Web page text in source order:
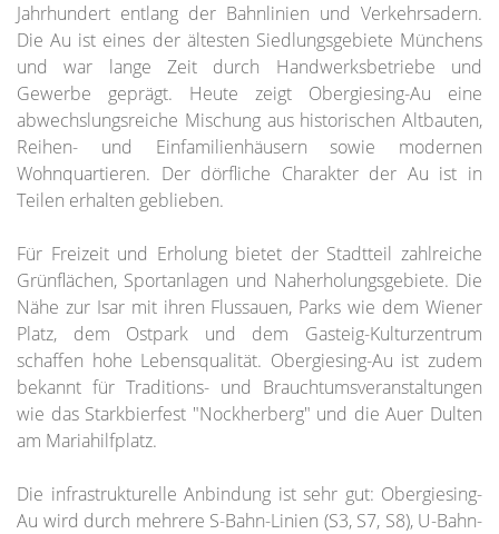
Jahrhundert entlang der Bahnlinien und Verkehrsadern.
Die Au ist eines der ältesten Siedlungsgebiete Münchens
und war lange Zeit durch Handwerksbetriebe und
Gewerbe geprägt. Heute zeigt Obergiesing-Au eine
abwechslungsreiche Mischung aus historischen Altbauten,
Reihen- und Einfamilienhäusern sowie modernen
Wohnquartieren. Der dörfliche Charakter der Au ist in
Teilen erhalten geblieben.
Für Freizeit und Erholung bietet der Stadtteil zahlreiche
Grünflächen, Sportanlagen und Naherholungsgebiete. Die
Nähe zur Isar mit ihren Flussauen, Parks wie dem Wiener
Platz, dem Ostpark und dem Gasteig-Kulturzentrum
schaffen hohe Lebensqualität. Obergiesing-Au ist zudem
bekannt für Traditions- und Brauchtumsveranstaltungen
wie das Starkbierfest "Nockherberg" und die Auer Dulten
am Mariahilfplatz.
Die infrastrukturelle Anbindung ist sehr gut: Obergiesing-
Au wird durch mehrere S-Bahn-Linien (S3, S7, S8), U-Bahn-